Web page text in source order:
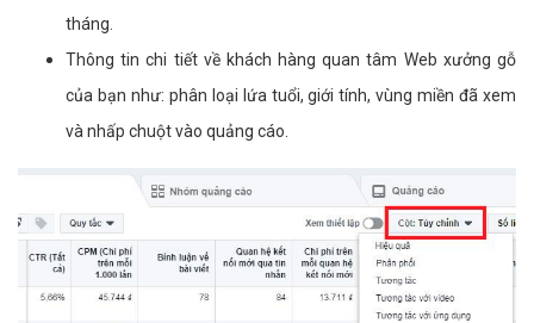
tháng.
Thông tin chi tiết về khách hàng quan tâm Web xưởng gỗ
của bạn như: phân loại lứa tuổi, giới tính, vùng miền đã xem
và nhấp chuột vào quảng cáo.